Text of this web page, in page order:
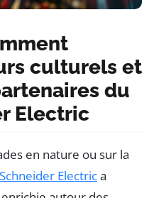
culturels et
du
Electric
en nature ou sur la
Schneider Electrica